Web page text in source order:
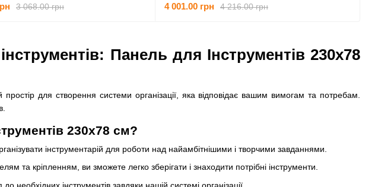
Панель для Інструментів 230х78
для створення системи організації, яка відповідає вашим вимогам та потребам.
230х78 см?
інструментарій для роботи над найамбітнішими і творчими завданнями.
та кріпленням, ви зможете легко зберігати і знаходити потрібні інструменти.
інструментів завдяки нашій системі організації.
3 068.00 грн 4 216.00 грн
4 001.00 грн